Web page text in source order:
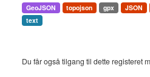
GeoJSON topojson gpx JSON
text
Du får også tilgang til dette registeret